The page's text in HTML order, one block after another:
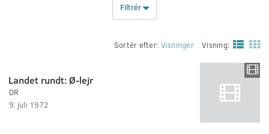
Filtrér
Sortér efter: Visninger Visning:
Landet rundt: Ø-lejr
DR
9. juli 1972